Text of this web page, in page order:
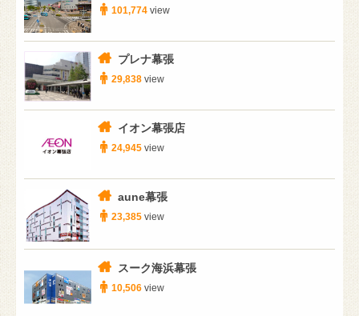
101,774 view
プレナ幕張
29,838 view
イオン幕張店
24,945 view
aune幕張
23,385 view
スーク海浜幕張
10,506 view